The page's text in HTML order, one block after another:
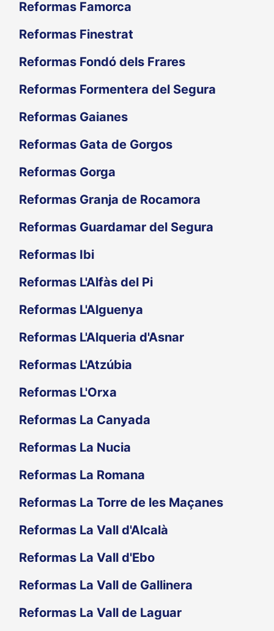
Reformas Famorca
Reformas Finestrat
Reformas Fondó dels Frares
Reformas Formentera del Segura
Reformas Gaianes
Reformas Gata de Gorgos
Reformas Gorga
Reformas Granja de Rocamora
Reformas Guardamar del Segura
Reformas Ibi
Reformas L'Alfàs del Pi
Reformas L'Alguenya
Reformas L'Alqueria d'Asnar
Reformas L'Atzúbia
Reformas L'Orxa
Reformas La Canyada
Reformas La Nucia
Reformas La Romana
Reformas La Torre de les Maçanes
Reformas La Vall d'Alcalà
Reformas La Vall d'Ebo
Reformas La Vall de Gallinera
Reformas La Vall de Laguar